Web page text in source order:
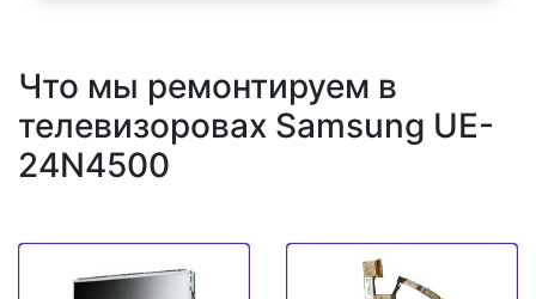
Что мы ремонтируем в
телевизоровах Samsung UE-
24N4500